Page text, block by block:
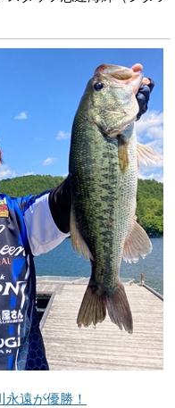
遠が優勝！